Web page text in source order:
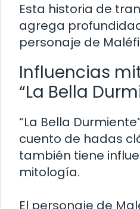
Esta historia de
agrega
personaje de
Influencias
“La Bella
“La Bella
cuento de hadas
también tiene
mitología.
El personaje de